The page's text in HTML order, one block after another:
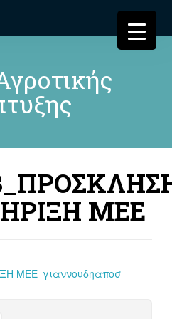
ΜΕΕ
ΜΕΕ_γιαννουδηαποσ